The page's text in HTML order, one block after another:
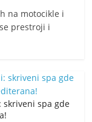
na motocikle i
prestroji i
skriveni spa gde